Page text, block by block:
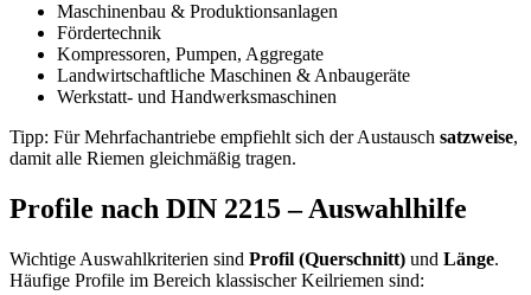
Maschinenbau & Produktionsanlagen
Fördertechnik
Kompressoren, Pumpen, Aggregate
Landwirtschaftliche Maschinen & Anbaugeräte
Werkstatt- und Handwerksmaschinen
Tipp: Für Mehrfachantriebe empfiehlt sich der Austausch satzweise,
damit alle Riemen gleichmäßig tragen.
Profile nach DIN 2215 – Auswahlhilfe
Wichtige Auswahlkriterien sind Profil (Querschnitt) und Länge.
Häufige Profile im Bereich klassischer Keilriemen sind: